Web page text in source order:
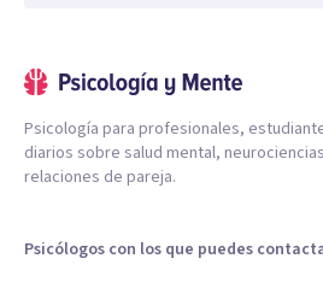
Psicología para profesionales,
diarios sobre salud mental,
relaciones de pareja.
Psicólogos con los que puedes